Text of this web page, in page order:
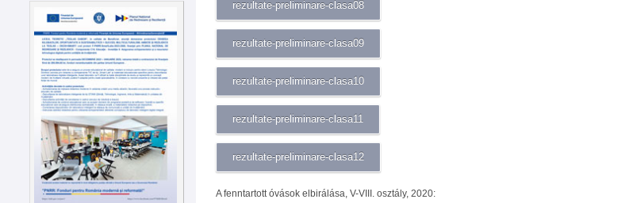
rezultate-preliminare-clasa08
rezultate-preliminare-clasa09
rezultate-preliminare-clasa10
rezultate-preliminare-clasa11
rezultate-preliminare-clasa12
A fenntartott óvások elbirálása, V-VIII. osztály, 2020: